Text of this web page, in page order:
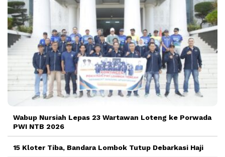
Wabup Nursiah Lepas 23 Wartawan Loteng ke Porwada
PWI NTB 2026
15 Kloter Tiba, Bandara Lombok Tutup Debarkasi Haji